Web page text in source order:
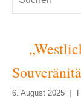
6. August 2025